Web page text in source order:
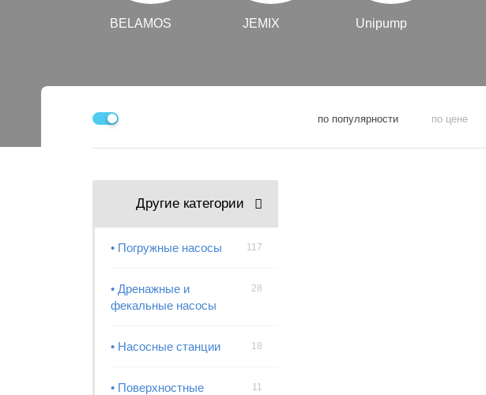
BELAMOS JEMIX Unipump
по популярности по цене
Другие категории
• Погружные насосы 117
• Дренажные и
фекальные насосы
28
• Насосные станции 18
• Поверхностные
11